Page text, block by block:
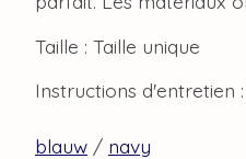
Taille : Taille unique
Instructions d'entretien
blauw / navy